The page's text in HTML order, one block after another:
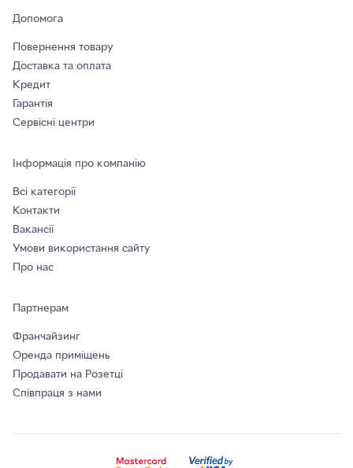
Допомога
Повернення товару
Доставка та оплата
Кредит
Гарантія
Сервісні центри
Інформація про компанію
Всі категорії
Контакти
Вакансії
Умови використання сайту
Про нас
Партнерам
Франчайзинг
Оренда приміщень
Продавати на Розетці
Співпраця з нами